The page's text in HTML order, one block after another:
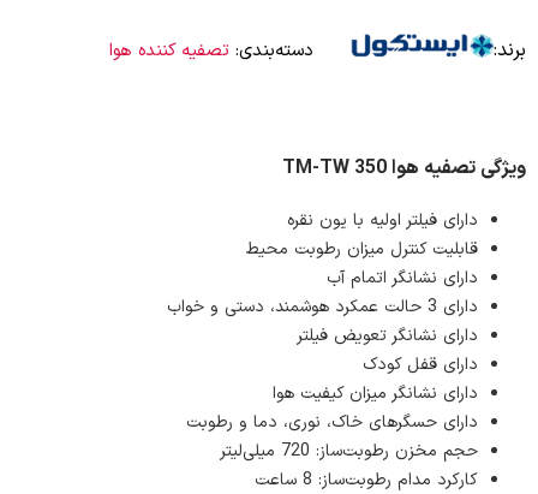
برند: دسته‌بندی: تصفیه کننده هوا
ویژگی تصفیه هوا TM-TW 350
دارای فیلتر اولیه با یون نقره
قابلیت کنترل میزان رطوبت محیط
دارای نشانگر اتمام آب
دارای 3 حالت عمکرد هوشمند، دستی و خواب
دارای نشانگر تعویض فیلتر
دارای قفل کودک
دارای نشانگر میزان کیفیت هوا
دارای حسگرهای خاک، نوری، دما و رطوبت
حجم مخزن رطوبت‌ساز: 720 میلی‌لیتر
کارکرد مدام رطوبت‌ساز: 8 ساعت